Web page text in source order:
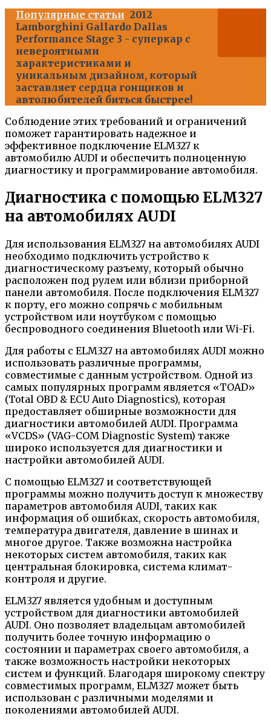
Популярные статьи 2012
Lamborghini Gallardo Dallas
Performance Stage 3 - суперкар с
невероятными
характеристиками и
уникальным дизайном, который
заставляет сердца гонщиков и
автолюбителей биться быстрее!
Соблюдение этих требований и ограничений
поможет гарантировать надежное и
эффективное подключение ELM327 к
автомобилю AUDI и обеспечить полноценную
диагностику и программирование автомобиля.
Диагностика с помощью ELM327
на автомобилях AUDI
Для использования ELM327 на автомобилях AUDI
необходимо подключить устройство к
диагностическому разъему, который обычно
расположен под рулем или вблизи приборной
панели автомобиля. После подключения ELM327
к порту, его можно сопрячь с мобильным
устройством или ноутбуком с помощью
беспроводного соединения Bluetooth или Wi-Fi.
Для работы с ELM327 на автомобилях AUDI можно
использовать различные программы,
совместимые с данным устройством. Одной из
самых популярных программ является «TOAD»
(Total OBD & ECU Auto Diagnostics), которая
предоставляет обширные возможности для
диагностики автомобилей AUDI. Программа
«VCDS» (VAG-COM Diagnostic System) также
широко используется для диагностики и
настройки автомобилей AUDI.
С помощью ELM327 и соответствующей
программы можно получить доступ к множеству
параметров автомобиля AUDI, таких как
информация об ошибках, скорость автомобиля,
температура двигателя, давление в шинах и
многое другое. Также возможна настройка
некоторых систем автомобиля, таких как
центральная блокировка, система климат-
контроля и другие.
ELM327 является удобным и доступным
устройством для диагностики автомобилей
AUDI. Оно позволяет владельцам автомобилей
получить более точную информацию о
состоянии и параметрах своего автомобиля, а
также возможность настройки некоторых
систем и функций. Благодаря широкому спектру
совместимых программ, ELM327 может быть
использован с различными моделями и
поколениями автомобилей AUDI.